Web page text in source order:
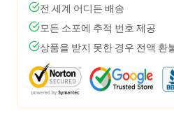
전 세계 어디든 배송
모든 소포에 추적 번호 제공
상품을 받지 못한 경우 전액 환